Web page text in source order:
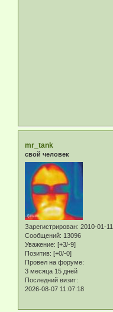
mr_tank
свой человек
Зарегистрирован: 2010-01-11
Сообщений: 13096
Уважение: [+3/-9]
Позитив: [+0/-0]
Провел на форуме:
3 месяца 15 дней
Последний визит:
2026-08-07 11:07:18